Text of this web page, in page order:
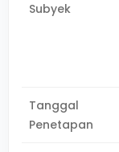
Subyek
Tanggal
Penetapan